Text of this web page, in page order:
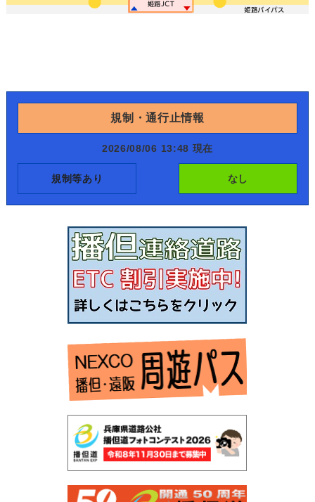
規制・通行止情報
2026/08/06 13:48 現在
規制等あり なし